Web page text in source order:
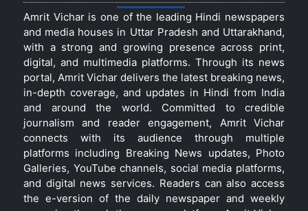
Amrit Vichar is one of the leading Hindi newspapers
and media houses in Uttar Pradesh and Uttarakhand,
with a strong and growing presence across print,
digital, and multimedia platforms. Through its news
portal, Amrit Vichar delivers the latest breaking news,
in-depth coverage, and updates in Hindi from India
and around the world. Committed to credible
journalism and reader engagement, Amrit Vichar
connects with its audience through multiple
platforms including Breaking News updates, Photo
Galleries, YouTube channels, social media platforms,
and digital news services. Readers can also access
the e-version of the daily newspaper and weekly